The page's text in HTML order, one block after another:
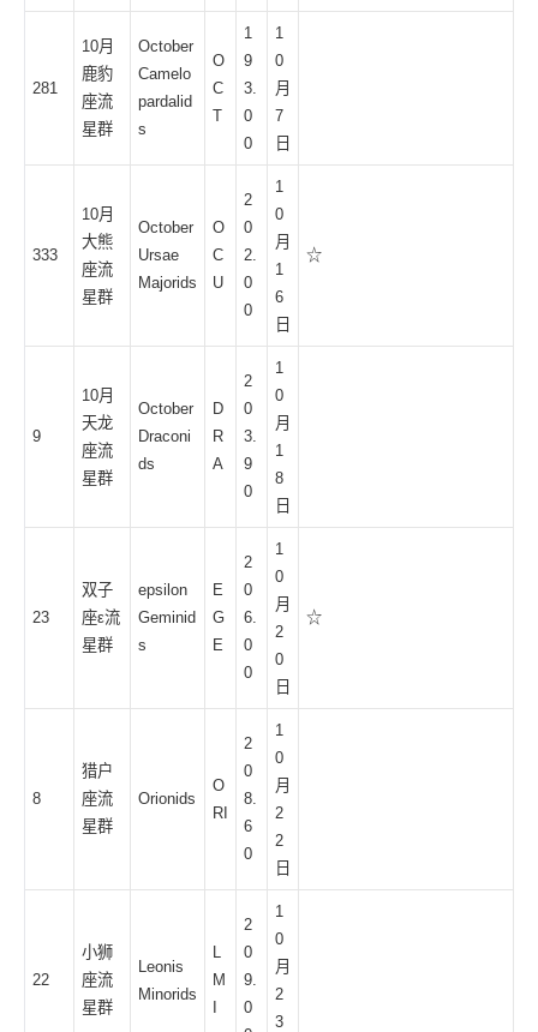
281
10月
鹿豹
座流
星群
October
Camelo
pardalid
s
O
C
T
1
9
3.
0
0
1
0
月
7
日
333
10月
大熊
座流
星群
October
Ursae
Majorids
O
C
U
2
0
2.
0
0
1
0
月
1
6
日
☆
9
10月
天龙
座流
星群
October
Draconi
ds
D
R
A
2
0
3.
9
0
1
0
月
1
8
日
23
双子
座ε流
星群
epsilon
Geminid
s
E
G
E
2
0
6.
0
0
1
0
月
2
0
日
☆
8
猎户
座流
星群
Orionids
O
RI
2
0
8.
6
0
1
0
月
2
2
日
22
小狮
座流
星群
Leonis
Minorids
L
M
2
0
9.
0
1
0
月
2
3